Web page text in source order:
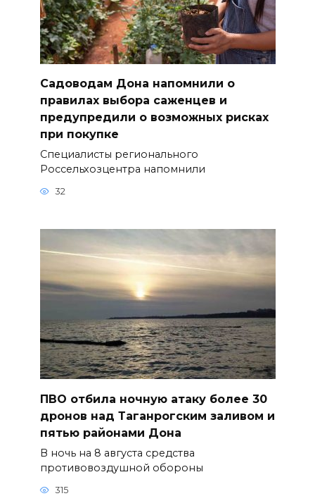
Садоводам Дона напомнили о
правилах выбора саженцев и
предупредили о возможных рисках
при покупке
Специалисты регионального
Россельхозцентра напомнили
32
ПВО отбила ночную атаку более 30
дронов над Таганрогским заливом и
пятью районами Дона
В ночь на 8 августа средства
противовоздушной обороны
315